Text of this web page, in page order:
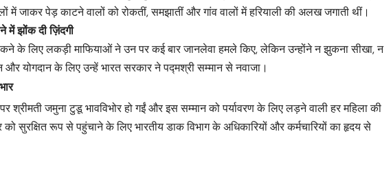
में जाकर पेड़ काटने वालों को रोकतीं, समझातीं और गांव वालों में हरियाली की अलख जगाती थीं।
में झोंक दी ज़िंदगी
के लिए लकड़ी माफियाओं ने उन पर कई बार जानलेवा हमले किए, लेकिन उन्होंने न झुकना सीखा, न
योगदान के लिए उन्हें भारत सरकार ने पद्मश्री सम्मान से नवाजा।
श्रीमती जमुना टुडू भावविभोर हो गईं और इस सम्मान को पर्यावरण के लिए लड़ने वाली हर महिला की
सुरक्षित रूप से पहुंचाने के लिए भारतीय डाक विभाग के अधिकारियों और कर्मचारियों का हृदय से